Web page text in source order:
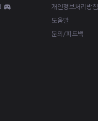
개인정보처리방침
도움말
문의/피드백